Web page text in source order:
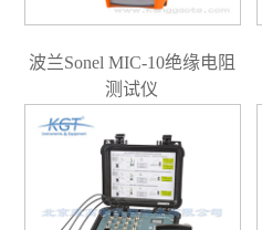
波兰Sonel MIC-10绝缘电阻
测试仪